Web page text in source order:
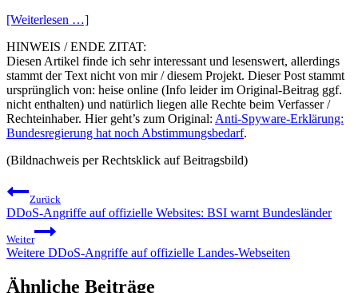
[Weiterlesen …]
HINWEIS / ENDE ZITAT:
Diesen Artikel finde ich sehr interessant und lesenswert, allerdings
stammt der Text nicht von mir / diesem Projekt. Dieser Post stammt
ursprünglich von: heise online (Info leider im Original-Beitrag ggf.
nicht enthalten) und natürlich liegen alle Rechte beim Verfasser /
Rechteinhaber. Hier geht’s zum Original: Anti-Spyware-Erklärung:
Bundesregierung hat noch Abstimmungsbedarf.
(Bildnachweis per Rechtsklick auf Beitragsbild)
Beitragsnavigation
Zurück
DDoS-Angriffe auf offizielle Websites: BSI warnt Bundesländer
Weiter
Weitere DDoS-Angriffe auf offizielle Landes-Webseiten
Ähnliche Beiträge